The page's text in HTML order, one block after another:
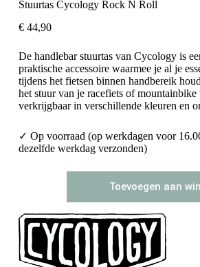
Stuurtas Cycology Rock N Roll
€44,90
De handlebar stuurtas van Cycology is
praktische accessoire waarmee je al je
tijdens het fietsen binnen handbereik
het stuur van je racefiets of mountainbike
verkrijgbaar in verschillende kleuren en
✓ Op voorraad (op werkdagen voor
dezelfde werkdag verzonden)
N
Roll
aantal
Toevoegen aan